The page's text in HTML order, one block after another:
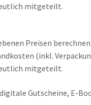
mitgeteilt.
Preisen
(inkl.
mitgeteilt.
Gutscheine, E-